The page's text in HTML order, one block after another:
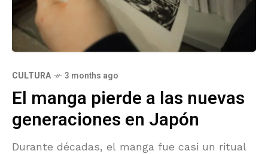
CULTURA 3 months ago
El manga pierde a las nuevas
generaciones en Japón
Durante décadas, el manga fue casi un ritual